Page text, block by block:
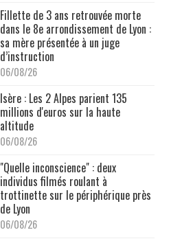
Fillette de 3 ans retrouvée morte
dans le 8e arrondissement de Lyon :
sa mère présentée à un juge
d’instruction
06/08/26
Isère : Les 2 Alpes parient 135
millions d'euros sur la haute
altitude
06/08/26
"Quelle inconscience" : deux
individus filmés roulant à
trottinette sur le périphérique près
de Lyon
06/08/26